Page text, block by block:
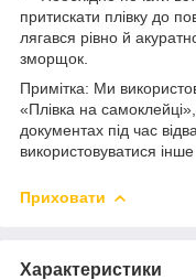
притискати плівку до
лягався рівно й
зморщок.
Примітка: Ми
«Плівка на
документах під час
використовуватися
Приховати
Характеристики